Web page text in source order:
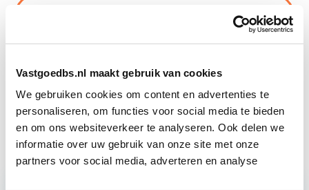
Vastgoedbs.nl maakt gebruik van cookies
We gebruiken cookies om content en advertenties te
personaliseren, om functies voor social media te bieden
en om ons websiteverkeer te analyseren. Ook delen we
informatie over uw gebruik van onze site met onze
partners voor social media, adverteren en analyse
10 sep
Circulair Bouwen Start do 24 sep
Vastgoedrecht & Bouwrecht Start wo 16 sep